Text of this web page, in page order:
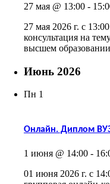
27 мая @ 13:00 -
27 мая 2026 г. с
консультация на
высшем
Июнь 2026
Пн 1
Онлайн. Диплом
1 июня @ 14:00 -
01 июня 2026 г. с